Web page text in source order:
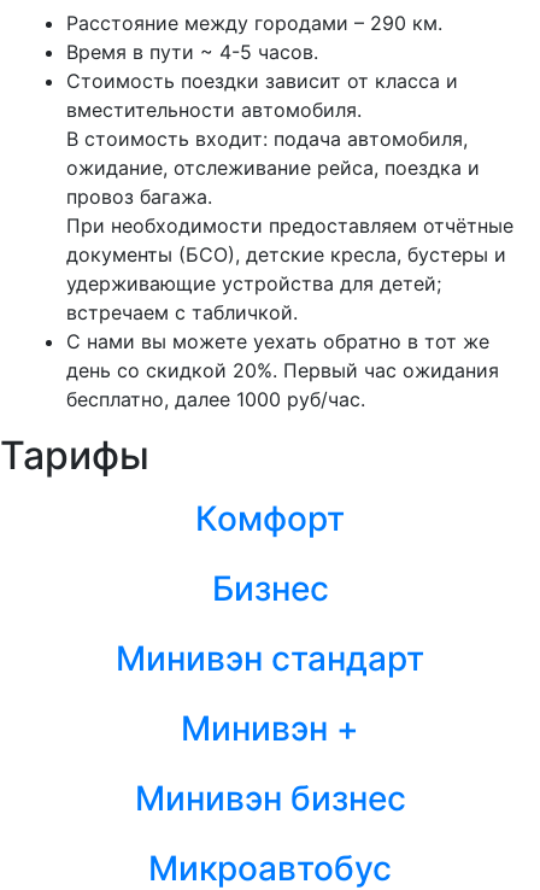
Расстояние между городами – 290 км.
Время в пути ~ 4-5 часов.
Стоимость поездки зависит от класса и
вместительности автомобиля.
В стоимость входит: подача автомобиля,
ожидание, отслеживание рейса, поездка и
провоз багажа.
При необходимости предоставляем отчётные
документы (БСО), детские кресла, бустеры и
удерживающие устройства для детей;
встречаем с табличкой.
С нами вы можете уехать обратно в тот же
день со скидкой 20%. Первый час ожидания
бесплатно, далее 1000 руб/час.
Тарифы
Комфорт
Бизнес
Минивэн стандарт
Минивэн +
Минивэн бизнес
Микроавтобус